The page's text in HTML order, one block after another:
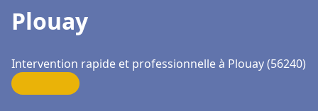
Plouay
Intervention rapide et professionnelle à Plouay (56240)